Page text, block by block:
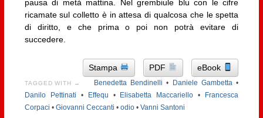
pausa di metà mattina. Nel grembiule blu con le cifre
ricamate sul colletto è in attesa di qualcosa che le spetta
di diritto, e che prima o poi non potrà evitare di
succedere.
Stampa PDF eBook
TAGGED WITH → Benedetta Bendinelli • Daniele Gambetta•
Danilo Pettinati • Effequ • Elisabetta Maccariello •
Francesca
Corpaci • Giovanni Ceccanti • odio• Vanni Santoni